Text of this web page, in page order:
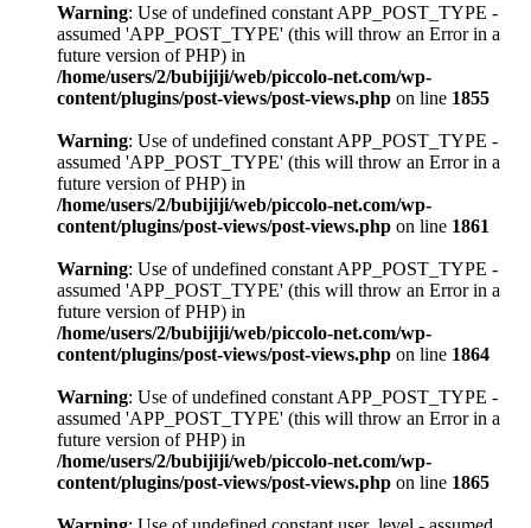
Warning: Use of undefined constant APP_POST_TYPE -
assumed 'APP_POST_TYPE' (this will throw an Error in a
future version of PHP) in
/home/users/2/bubijiji/web/piccolo-net.com/wp-
content/plugins/post-views/post-views.php on line 1855
Warning: Use of undefined constant APP_POST_TYPE -
assumed 'APP_POST_TYPE' (this will throw an Error in a
future version of PHP) in
/home/users/2/bubijiji/web/piccolo-net.com/wp-
content/plugins/post-views/post-views.php on line 1861
Warning: Use of undefined constant APP_POST_TYPE -
assumed 'APP_POST_TYPE' (this will throw an Error in a
future version of PHP) in
/home/users/2/bubijiji/web/piccolo-net.com/wp-
content/plugins/post-views/post-views.php on line 1864
Warning: Use of undefined constant APP_POST_TYPE -
assumed 'APP_POST_TYPE' (this will throw an Error in a
future version of PHP) in
/home/users/2/bubijiji/web/piccolo-net.com/wp-
content/plugins/post-views/post-views.php on line 1865